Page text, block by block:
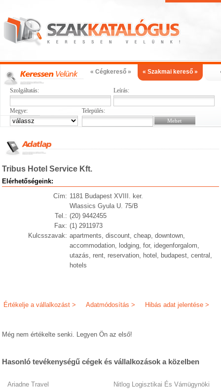
« Cégkereső » « Szakmai kereső »
Szolgáltatás: Leírás:
Megye: Település:
Tribus Hotel Service Kft.
Elérhetőségeink:
Cím: 1181 Budapest XVIII. ker.
Wlassics Gyula U. 75/B
Tel.: (20) 9442455
Fax: (1) 2911973
Kulcsszavak: apartments, discount, cheap, downtown,
accommodation, lodging, for, idegenforgalom,
utazás, rent, reservation, hotel, budapest, central,
hotels
Hibás adat jelentése >
Adatmódosítás >
Értékelje a vállalkozást >
Még nem értékelte senki. Legyen Ön az első!
Hasonló tevékenységű cégek és vállalkozások a közelben
Ariadne Travel
Nitlog Logisztikai És Vámügynöki